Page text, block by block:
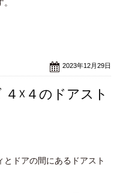
2023年12月29日
☓４のドアスト
ドアの間にあるドアスト